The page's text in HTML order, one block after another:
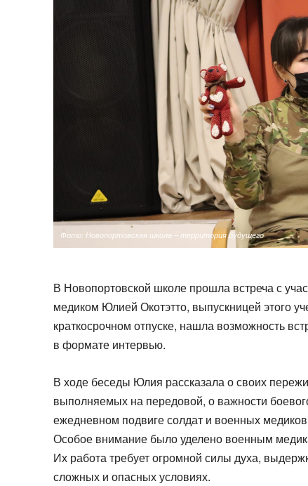
Фото: Новопортовская школа – территория будущего
В Новопортовской школе прошла встреча с
медиком Юлией Окотэтто, выпускницей этого
краткосрочном отпуске, нашла возможность
в формате интервью.
В ходе беседы Юлия рассказала о своих
выполняемых на передовой, о важности
ежедневном подвиге солдат и военных
Особое внимание было уделено военным
Их работа требует огромной силы духа,
сложных и опасных условиях.